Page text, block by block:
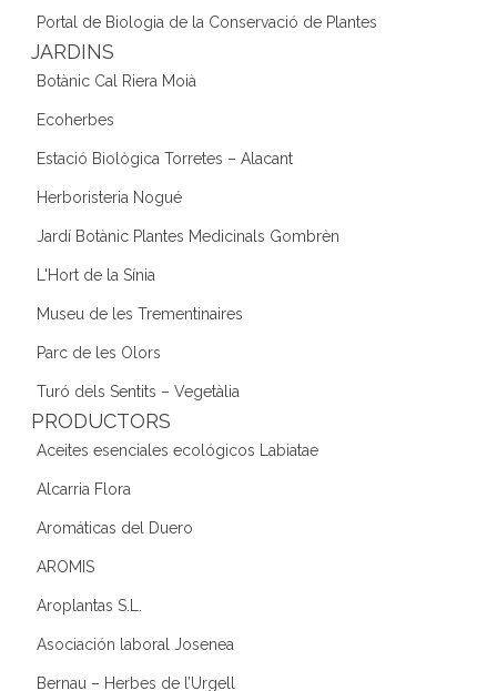
Portal de Biologia de la Conservació de Plantes
JARDINS
Botànic Cal Riera Moià
Ecoherbes
Estació Biològica Torretes – Alacant
Herboristeria Nogué
Jardí Botànic Plantes Medicinals Gombrèn
L'Hort de la Sínia
Museu de les Trementinaires
Parc de les Olors
Turó dels Sentits – Vegetàlia
PRODUCTORS
Aceites esenciales ecológicos Labiatae
Alcarria Flora
Aromáticas del Duero
AROMIS
Aroplantas S.L.
Asociación laboral Josenea
Bernau – Herbes de l’Urgell